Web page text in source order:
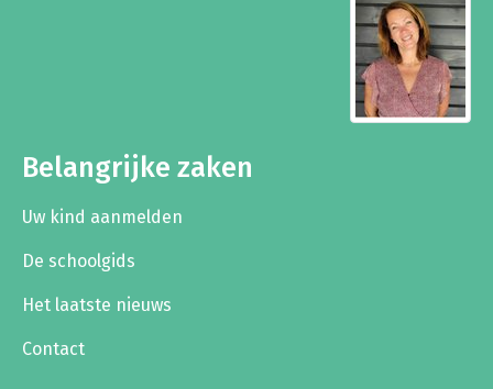
Belangrijke zaken
Uw kind aanmelden
De schoolgids
Het laatste nieuws
Contact